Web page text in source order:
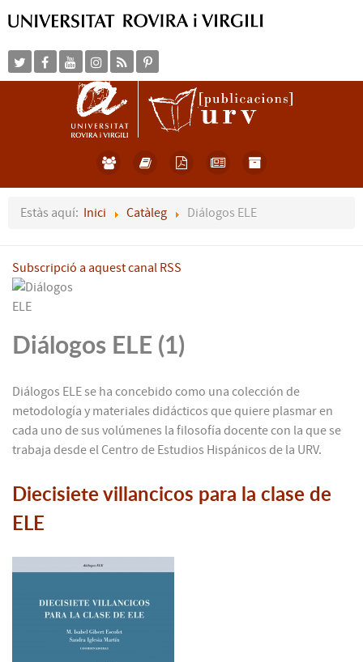
Estàs aquí: Inici Catàleg Diálogos ELE
Subscripció a aquest canal RSS
Diálogos ELE (1)
Diálogos ELE se ha concebido como una colección de
metodología y materiales didácticos que quiere plasmar en
cada uno de sus volúmenes la filosofía docente con la que se
trabaja desde el Centro de Estudios Hispánicos de la URV.
Diecisiete villancicos para la clase de
ELE